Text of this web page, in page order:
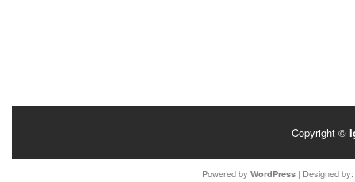
Copyright ©
Powered by WordPress| Designed by: